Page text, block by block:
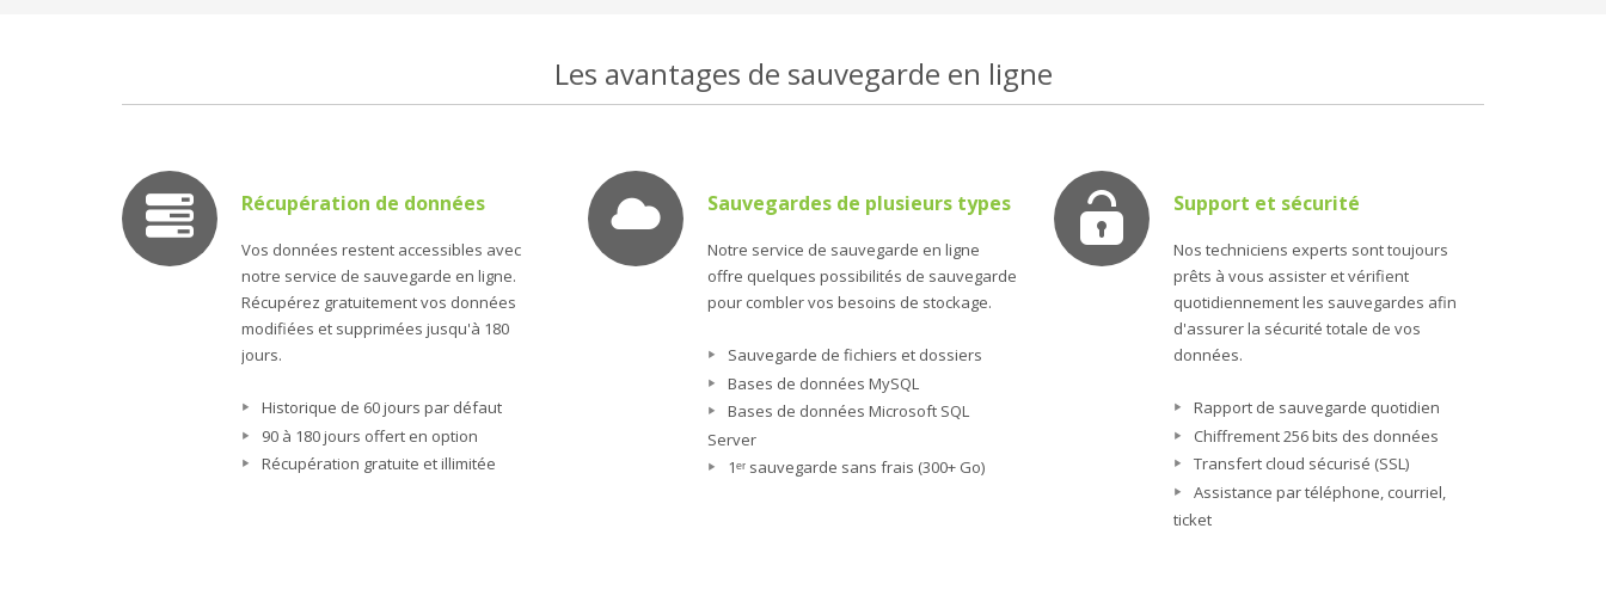
Les avantages de sauvegarde en ligne
Récupération de données
Vos données restent accessibles avec
notre service de sauvegarde en ligne.
Récupérez gratuitement vos données
modifiées et supprimées jusqu'à 180
jours.
Historique de 60 jours par défaut
90 à 180 jours offert en option
Récupération gratuite et illimitée
Sauvegardes de plusieurs types
Notre service de sauvegarde en ligne
offre quelques possibilités de sauvegarde
pour combler vos besoins de stockage.
Sauvegarde de fichiers et dossiers
Bases de données MySQL
Bases de données Microsoft SQL
Server
1ᵉʳ sauvegarde sans frais (300+ Go)
Support et sécurité
Nos techniciens experts sont toujours
prêts à vous assister et vérifient
quotidiennement les sauvegardes afin
d'assurer la sécurité totale de vos
données.
Rapport de sauvegarde quotidien
Chiffrement 256 bits des données
Transfert cloud sécurisé (SSL)
Assistance par téléphone, courriel,
ticket